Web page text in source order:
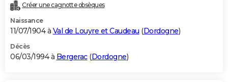
Créer une cagnotte obsèques
Naissance
11/07/1904 à Val de Louyre et Caudeau (Dordogne)
Décès
06/03/1994 à Bergerac(Dordogne)